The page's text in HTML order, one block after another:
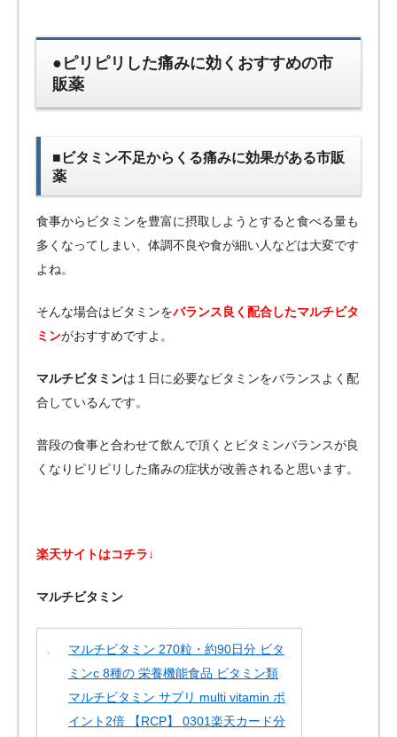
●ピリピリした痛みに効くおすすめの市
販薬
■ビタミン不足からくる痛みに効果がある市販
薬
食事からビタミンを豊富に摂取しようとすると食べる量も
多くなってしまい、体調不良や食が細い人などは大変です
よね。
そんな場合はビタミンをバランス良く配合したマルチビタ
ミンがおすすめですよ。
マルチビタミンは１日に必要なビタミンをバランスよく配
合しているんです。
普段の食事と合わせて飲んで頂くとビタミンバランスが良
くなりピリピリした痛みの症状が改善されると思います。
楽天サイトはコチラ↓
マルチビタミン
マルチビタミン 270粒・約90日分 ビタ
ミンc 8種の 栄養機能食品 ビタミン類
マルチビタミン サプリ multi vitamin ポ
イント2倍 【RCP】 0301楽天カード分